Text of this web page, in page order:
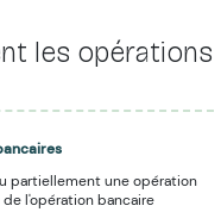
les opérations
partiellement une opération
l'opération bancaire